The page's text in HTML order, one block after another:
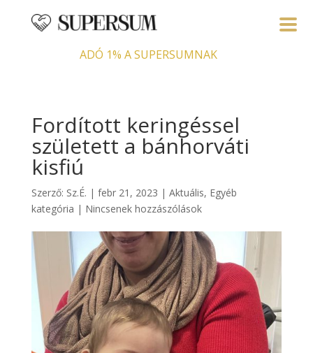
ADÓ 1% A SUPERSUMNAK
Fordított keringéssel
született a bánhorváti
kisfiú
Szerző: Sz.É. | febr 21, 2023 | Aktuális, Egyéb
kategória | Nincsenek hozzászólások